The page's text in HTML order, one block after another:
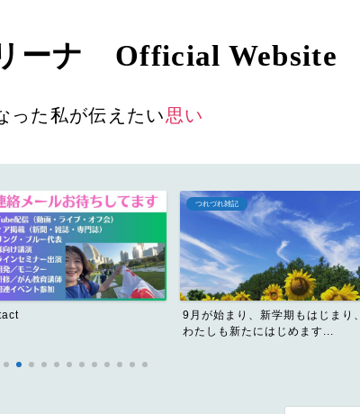
ーナ Official Website
った私が伝えたい思い
つれづれ雑記
9月が始まり、新学期もはじまり、
わたしも新たにはじめます...